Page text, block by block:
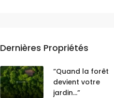
Dernières Propriétés
“Quand la forêt
devient votre
jardin…”